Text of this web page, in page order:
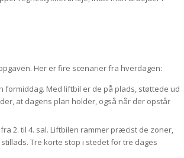
Her er fire scenarier fra hverdagen:
formiddag. Med liftbil er de på plads, støttede ud
at dagens plan holder, også når der opstår
2. til 4. sal. Liftbilen rammer præcist de zoner,
Tre korte stop i stedet for tre dages